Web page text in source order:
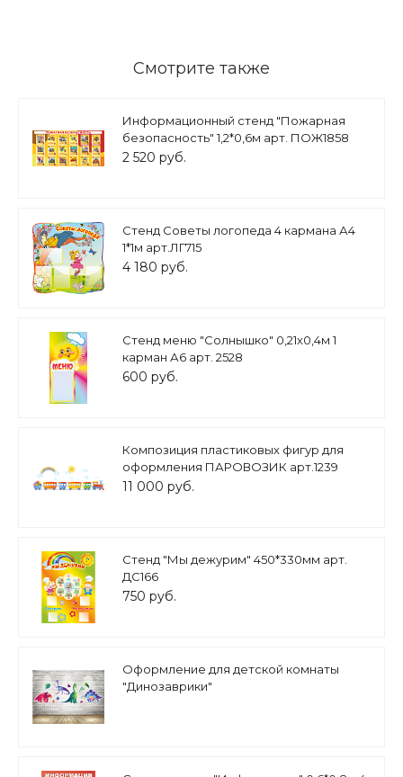
Смотрите также
Информационный стенд "Пожарная
безопасность" 1,2*0,6м арт. ПОЖ1858
2 520 руб.
Стенд Советы логопеда 4 кармана А4
1*1м арт.ЛГ715
4 180 руб.
Стенд меню "Солнышко" 0,21х0,4м 1
карман А6 арт. 2528
600 руб.
Композиция пластиковых фигур для
оформления ПАРОВОЗИК арт.1239
11 000 руб.
Стенд "Мы дежурим" 450*330мм арт.
ДС166
750 руб.
Оформление для детской комнаты
"Динозаврики"